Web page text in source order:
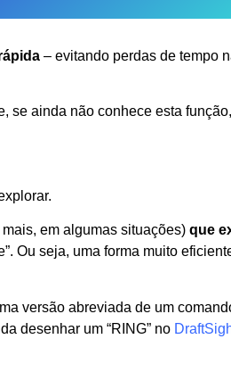
– evitando perdas de tempo
se ainda não conhece esta
mais, em algumas situações) que
Ou seja, uma forma muito
versão abreviada de um
desenhar um “RING” no